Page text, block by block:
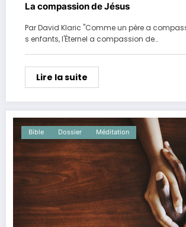
La compassion de Jésus
Par David Klaric "Comme un père a
s enfants, l'Éternel a compassion de…
Lire la suite
Bible Dossier Méditation